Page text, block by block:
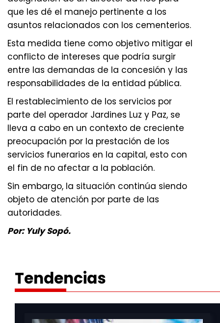
que les dé el manejo pertinente a los
asuntos relacionados con los cementerios.
Esta medida tiene como objetivo mitigar el
conflicto de intereses que podría surgir
entre las demandas de la concesión y las
responsabilidades de la entidad pública.
El restablecimiento de los servicios por
parte del operador Jardines Luz y Paz, se
lleva a cabo en un contexto de creciente
preocupación por la prestación de los
servicios funerarios en la capital, esto con
el fin de no afectar a la población.
Sin embargo, la situación continúa siendo
objeto de atención por parte de las
autoridades.
Por: Yuly Sopó.
Tendencias